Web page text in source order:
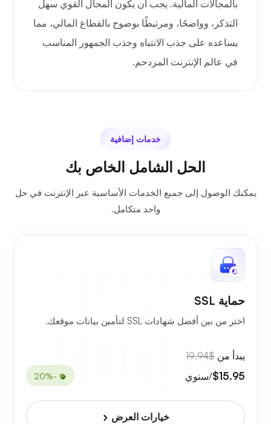
بالمجالات المالية. يجب أن يكون المجال القوي سهل
التذكر، وواضحًا، ومرتبطًا بوضوح بالقطاع المالي، مما
يساعده على جذب الانتباه وجذب الجمهور المناسب
في عالم الإنترنت المزدحم.
خدمات إضافية
الحل الشامل الخاص بك
يمكنك الوصول إلى جميع الخدمات الأساسية عبر الإنترنت في حل
واحد متكامل.
حماية SSL
اختر من بين أفضل شهادات SSL لتأمين بيانات موقعك.
يبدأ من $19.94
$15.95/سنوي -20%
خيارات العرض